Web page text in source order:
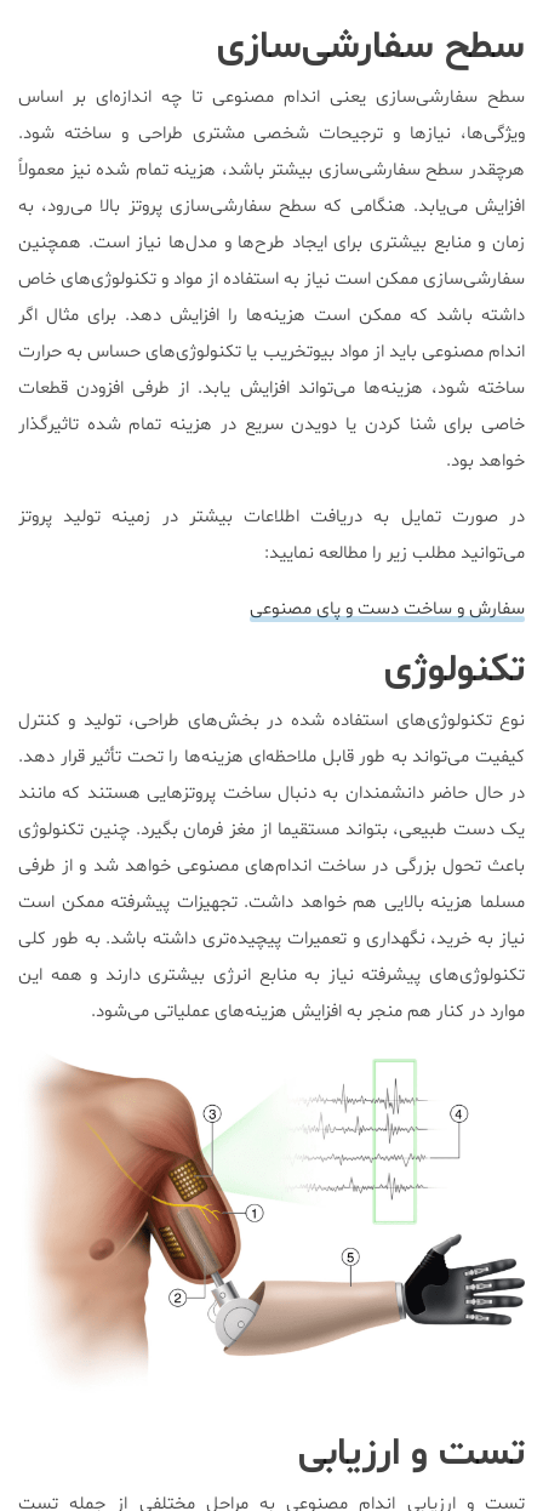
سطح سفارشی‌سازی
سطح سفارشی‌سازی یعنی اندام مصنوعی تا چه اندازه‌ای بر اساس
ویژگی‌ها، نیازها و ترجیحات شخصی مشتری طراحی و ساخته شود.
هرچقدر سطح سفارشی‌سازی بیشتر باشد، هزینه تمام شده نیز معمولاً
افزایش می‌یابد. هنگامی که سطح سفارشی‌سازی پروتز بالا می‌رود، به
زمان و منابع بیشتری برای ایجاد طرح‌ها و مدل‌ها نیاز است. همچنین
سفارشی‌سازی ممکن است نیاز به استفاده از مواد و تکنولوژی‌های خاص
داشته باشد که ممکن است هزینه‌ها را افزایش دهد. برای مثال اگر
اندام مصنوعی باید از مواد بیوتخریب یا تکنولوژی‌های حساس به حرارت
ساخته شود، هزینه‌ها می‌تواند افزایش یابد. از طرفی افزودن قطعات
خاصی برای شنا کردن یا دویدن سریع در هزینه تمام شده تاثیرگذار
خواهد بود.
در صورت تمایل به دریافت اطلاعات بیشتر در زمینه تولید پروتز
می‌توانید مطلب زیر را مطالعه نمایید:
سفارش و ساخت دست و پای مصنوعی
تکنولوژی
نوع تکنولوژی‌های استفاده شده در بخش‌های طراحی، تولید و کنترل
کیفیت می‌تواند به طور قابل ملاحظه‌ای هزینه‌ها را تحت تأثیر قرار دهد.
در حال حاضر دانشمندان به دنبال ساخت پروتزهایی هستند که مانند
یک دست طبیعی، بتواند مستقیما از مغز فرمان بگیرد. چنین تکنولوژی
باعث تحول بزرگی در ساخت اندام‌های مصنوعی خواهد شد و از طرفی
مسلما هزینه بالایی هم خواهد داشت. تجهیزات پیشرفته ممکن است
نیاز به خرید، نگهداری و تعمیرات پیچیده‌تری داشته باشد. به طور کلی
تکنولوژی‌های پیشرفته نیاز به منابع انرژی بیشتری دارند و همه این
موارد در کنار هم منجر به افزایش هزینه‌های عملیاتی ‌می‌شود.
تست و ارزیابی
تست و ارزیابی اندام مصنوعی به مراحل مختلفی از جمله تست